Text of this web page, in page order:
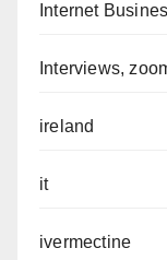
Internet
Interviews,
ireland
it
ivermectine